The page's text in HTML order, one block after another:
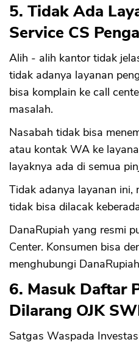
5. Tidak Ada
Service CS
Alih - alih kantor tidak
tidak adanya layanan
bisa komplain ke call
masalah.
Nasabah tidak bisa
atau kontak WA ke
layaknya ada di semua
Tidak adanya layanan ini,
tidak bisa dilacak
DanaRupiah yang resmi
Center. Konsumen bisa
menghubungi
6. Masuk Daftar
Dilarang OJK
Satgas Waspada